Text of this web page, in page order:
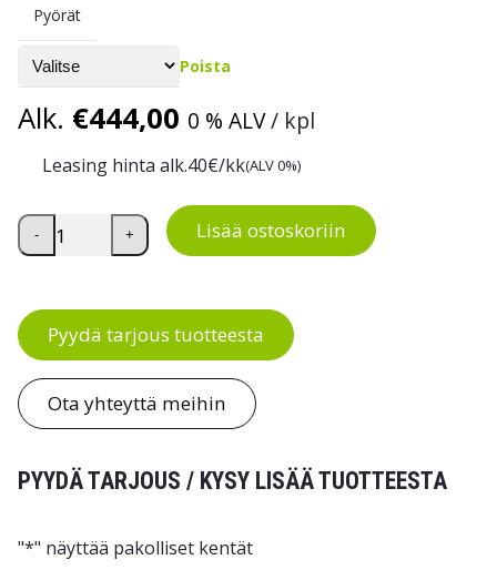
Pyörät
Poista
Alk. €444,00 0 % ALV/ kpl
Leasing hinta alk.40€/kk(ALV 0%)
Ritilä pöytävaunu määrä
- + Lisää ostoskoriin
Pyydä tarjous tuotteesta
Ota yhteyttä meihin
PYYDÄ TARJOUS / KYSY LISÄÄ TUOTTEESTA
"*" näyttää pakolliset kentät